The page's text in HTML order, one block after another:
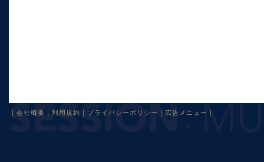
会社概要 利用規約 プライバシーポリシー 広告メニュー